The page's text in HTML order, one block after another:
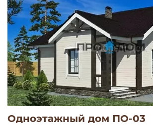
Одноэтажный дом ПО-03